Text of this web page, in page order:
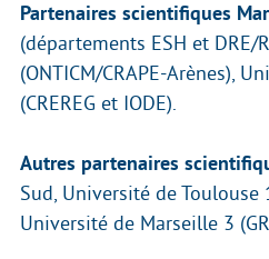
Partenaires scientifiques
(départements ESH et DRE/
(ONTICM/CRAPE-Arènes),
(CREREG et IODE).
Autres partenaires
Sud, Université de Toulouse
Université de Marseille 3